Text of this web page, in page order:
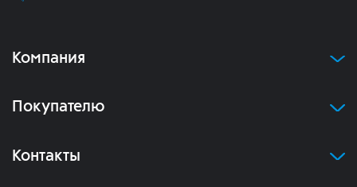
Компания
Покупателю
Контакты